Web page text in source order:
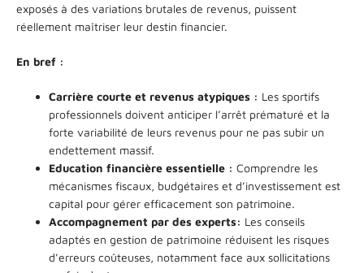
exposés à des variations brutales de revenus, puissent
réellement maîtriser leur destin financier.
En bref :
Carrière courte et revenus atypiques : Les sportifs
professionnels doivent anticiper l’arrêt prématuré et la
forte variabilité de leurs revenus pour ne pas subir un
endettement massif.
Education financière essentielle : Comprendre les
mécanismes fiscaux, budgétaires et d’investissement est
capital pour gérer efficacement son patrimoine.
Accompagnement par des experts: Les conseils
adaptés en gestion de patrimoine réduisent les risques
d’erreurs coûteuses, notamment face aux sollicitations